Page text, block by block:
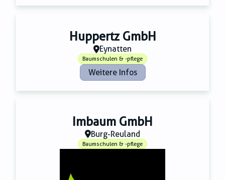
Huppertz GmbH
Eynatten
Baumschulen & -pflege
Weitere Infos
Imbaum GmbH
Burg-Reuland
Baumschulen & -pflege